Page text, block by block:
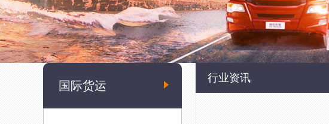
国际货运
行业资讯